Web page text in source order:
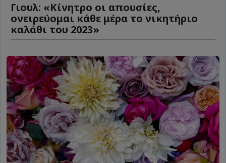
Γιουλ: «Κίνητρο οι απουσίες,
ονειρεύομαι κάθε μέρα το νικητήριο
καλάθι του 2023»